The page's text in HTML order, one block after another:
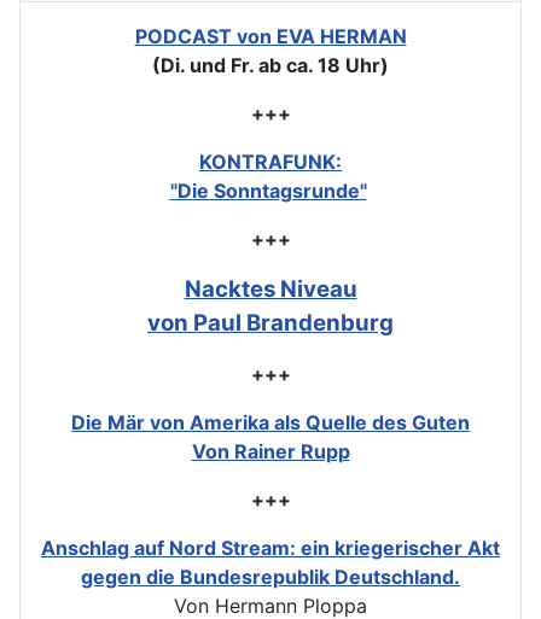
PODCAST von EVA HERMAN
(Di. und Fr. ab ca. 18 Uhr)
+++
KONTRAFUNK:
"Die Sonntagsrunde"
+++
Nacktes Niveau
von Paul Brandenburg
+++
Die Mär von Amerika als Quelle des Guten
Von Rainer Rupp
+++
Anschlag auf Nord Stream: ein kriegerischer Akt
gegen die Bundesrepublik Deutschland.
Von Hermann Ploppa